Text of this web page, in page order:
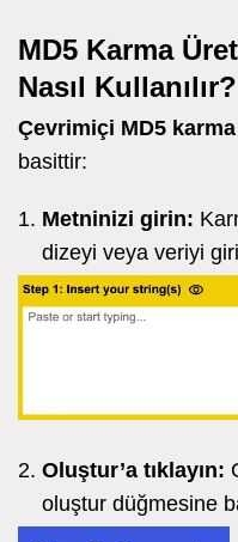
MD5 Karma
Nasıl Kullanılır?
Çevrimiçi MD5
basittir:
Metninizi girin:
dizeyi veya veriyi
Oluştur’a tıklayın:
oluştur düğmesine